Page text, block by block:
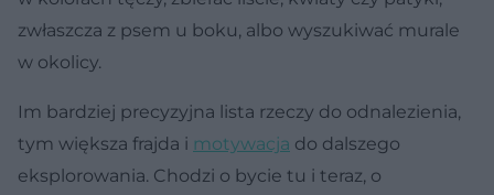
zwłaszcza z psem u boku, albo wyszukiwać murale
w okolicy.
Im bardziej precyzyjna lista rzeczy do odnalezienia,
tym większa frajda i motywacja do dalszego
eksplorowania. Chodzi o bycie tu i teraz, o